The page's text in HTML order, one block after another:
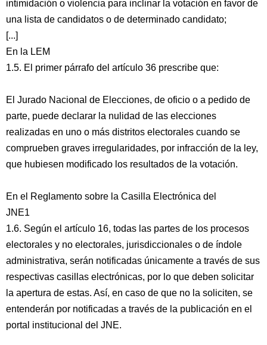
intimidación o violencia para inclinar la votación en favor de
una lista de candidatos o de determinado candidato;
[...]
En la LEM
1.5. El primer párrafo del artículo 36 prescribe que:
El Jurado Nacional de Elecciones, de oficio o a pedido de
parte, puede declarar la nulidad de las elecciones
realizadas en uno o más distritos electorales cuando se
comprueben graves irregularidades, por infracción de la ley,
que hubiesen modificado los resultados de la votación.
En el Reglamento sobre la Casilla Electrónica del
JNE1
1.6. Según el artículo 16, todas las partes de los procesos
electorales y no electorales, jurisdiccionales o de índole
administrativa, serán notificadas únicamente a través de sus
respectivas casillas electrónicas, por lo que deben solicitar
la apertura de estas. Así, en caso de que no la soliciten, se
entenderán por notificadas a través de la publicación en el
portal institucional del JNE.